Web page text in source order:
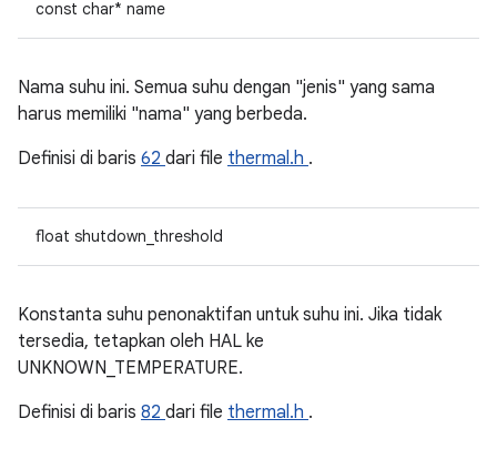
const char* name
Nama suhu ini. Semua suhu dengan "jenis" yang sama
harus memiliki "nama" yang berbeda.
Definisi di baris 62 dari file thermal.h .
float shutdown_threshold
Konstanta suhu penonaktifan untuk suhu ini. Jika tidak
tersedia, tetapkan oleh HAL ke
UNKNOWN_TEMPERATURE.
Definisi di baris 82 dari file thermal.h .